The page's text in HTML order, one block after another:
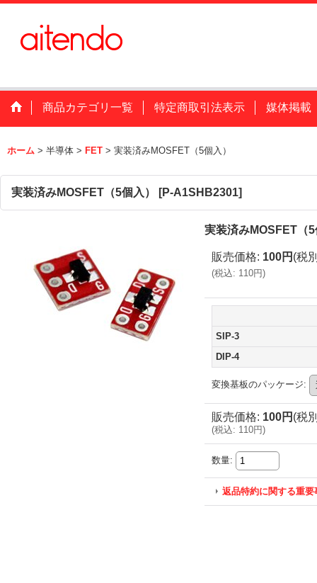
商品カテゴリ一覧 特定商取引法表示 媒体掲載
ホーム > 半導体 > FET > 実装済みMOSFET（5個入）
実装済みMOSFET（5個入） [P-A1SHB2301]
実装済みMOSFET（
販売価格: 100円 (税
(税込: 110円)
SIP-3
DIP-4
変換基板のパッケージ:
販売価格: 100円 (税
(税込: 110円)
数量:
返品特約に関する重要